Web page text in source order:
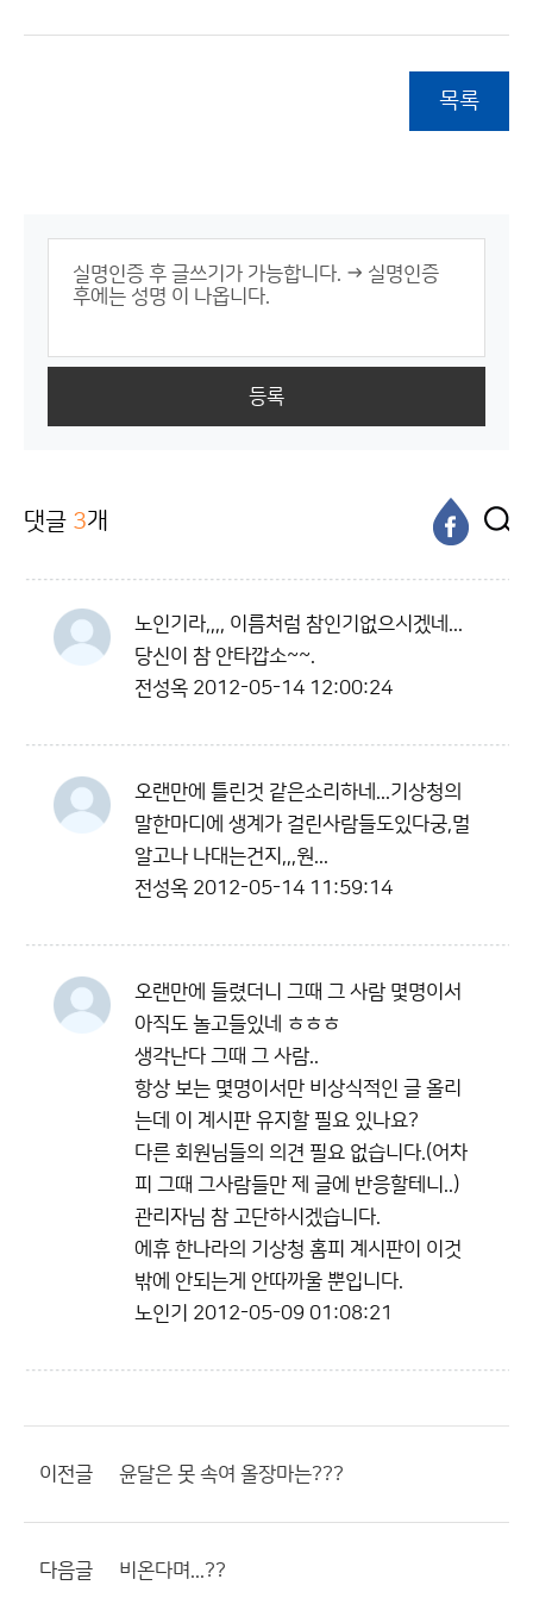
목록
등록
댓글 3개
노인기라,,,, 이름처럼 참인기없으시겠네...
당신이 참 안타깝소~~.
전성옥 2012-05-14 12:00:24
오랜만에 틀린것 같은소리하네...기상청의
말한마디에 생계가 걸린사람들도있다궁,멀
알고나 나대는건지,,,원...
전성옥 2012-05-14 11:59:14
오랜만에 들렸더니 그때 그 사람 몇명이서
아직도 놀고들있네 ㅎㅎㅎ
생각난다 그때 그 사람..
항상 보는 몇명이서만 비상식적인 글 올리
는데 이 계시판 유지할 필요 있나요?
다른 회원님들의 의견 필요 없습니다.(어차
피 그때 그사람들만 제 글에 반응할테니..)
관리자님 참 고단하시겠습니다.
에휴 한나라의 기상청 홈피 계시판이 이것
밖에 안되는게 안따까울 뿐입니다.
노인기 2012-05-09 01:08:21
이전글 윤달은 못 속여 올장마는???
다음글 비온다며...??